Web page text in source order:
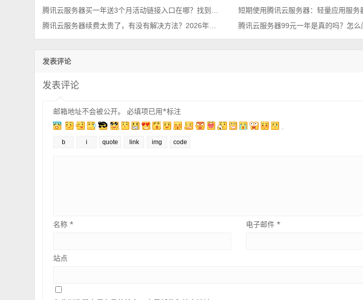
腾讯云服务器买一年送3个月活动链接入口在哪？找到了，轻量和CVM都有
腾讯云服务器续费太贵了，有没有解决方法？2026年最新攻略
腾讯云服务器99元一年是真的吗？怎么
发表评论
发表评论
邮箱地址不会被公开。 必填项已用*标注
名称* 电子邮件 *
站点